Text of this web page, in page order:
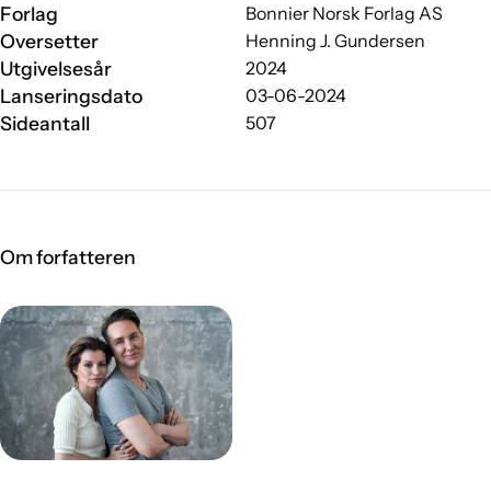
Forlag Bonnier Norsk Forlag AS
Oversetter Henning J. Gundersen
Utgivelsesår 2024
Lanseringsdato 03-06-2024
Sideantall 507
Om forfatteren